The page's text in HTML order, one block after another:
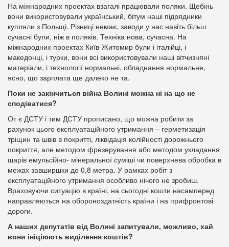
На міжнародних проектах взагалі працювали поляки. Щебінь
вони використовували український, бітум наші підрядники
купляли з Польщі. Різниці немає, заводи у нас навіть більш
сучасні були, ніж в поляків. Техніка нова, сучасна. На
міжнародних проектах Київ-Житомир були і італійці, і
македонці, і турки, вони всі використовували наші вітчизняні
матеріали, і технології нормальні, обладнання нормальне,
ясно, що зарплата ще далеко не та.
Поки не закінчиться війна Волині можна ні на що не
сподіватися?
От є ДСТУ і тим ДСТУ прописано, що можна робити за
рахунок цього експлуатаційного утримання – герметизація
тріщин та швів в покритті, ліквідація колійності дорожнього
покриття, але методом фрезерування або методом укладання
шарів емульсійно- мінеральної суміші чи поверхнева обробка в
межах завширшки до 0,8 метра. У рамках робіт з
експлуатаційного утримання особливо нічого не зробиш.
Враховуючи ситуацію в країні, на сьогодні кошти насамперед
направляються на обороноздатність країни і на прифронтові
дороги.
А наших депутатів від Волині запитували, можливо, хай
вони ініціюють виділення коштів?